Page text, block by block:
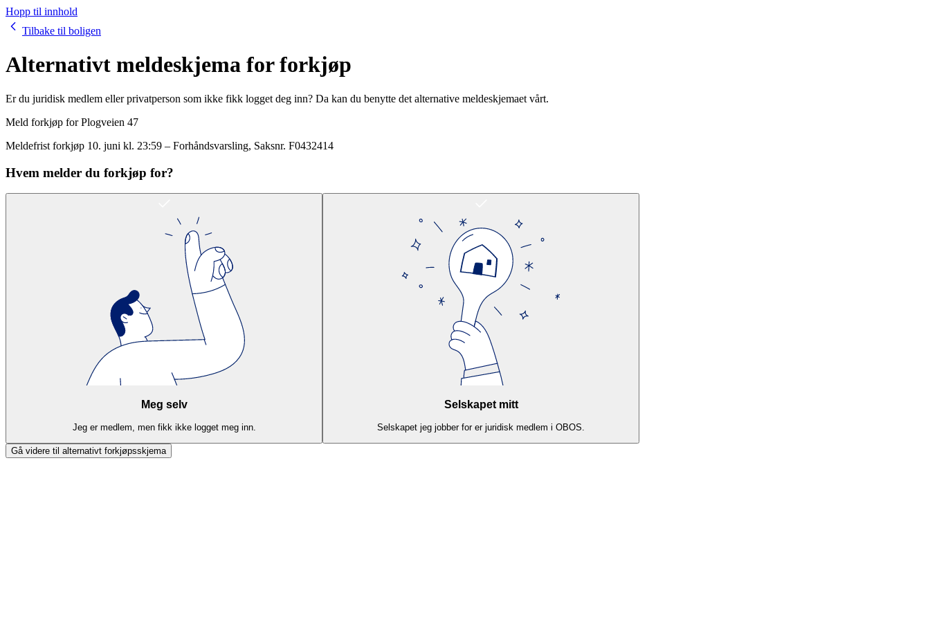
Hopp til innhold
Tilbake til boligen
Alternativt meldeskjema for forkjøp
Er du juridisk medlem eller privatperson som ikke fikk logget deg inn? Da kan du benytte det alternative meldeskjemaet vårt.
Meld forkjøp forPlogveien 47
Meldefrist forkjøp 10. juni kl. 23:59 – Forhåndsvarsling, Saksnr. F0432414
Hvem melder du forkjøp for?
Meg selv
Jeg er medlem, men fikk ikke logget meg inn.
Selskapet mitt
Selskapet jeg jobber for er juridisk medlem i OBOS.
Gå videre til alternativt forkjøpsskjema